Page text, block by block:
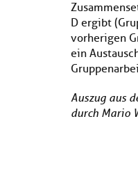
D ergibt
vorherigen
ein
Auszug aus
durch Mario